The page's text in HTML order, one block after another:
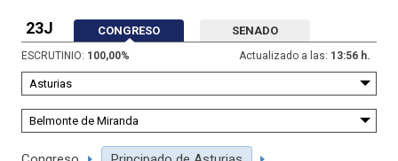
23J CONGRESO SENADO
ESCRUTINIO: 100,00% Actualizado a las: 13:56 h.